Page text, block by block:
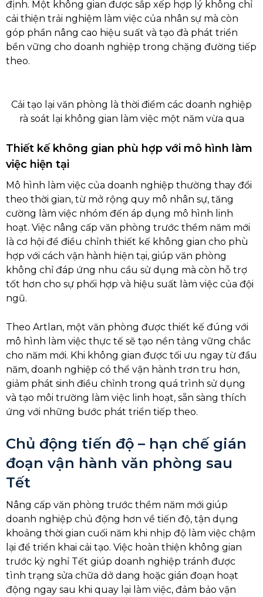
định. Một không gian được sắp xếp hợp lý không chỉ
cải thiện trải nghiệm làm việc của nhân sự mà còn
góp phần nâng cao hiệu suất và tạo đà phát triển
bền vững cho doanh nghiệp trong chặng đường tiếp
theo.
Cải tạo lại văn phòng là thời điểm các doanh nghiệp
rà soát lại không gian làm việc một năm vừa qua
Thiết kế không gian phù hợp với mô hình làm
việc hiện tại
Mô hình làm việc của doanh nghiệp thường thay đổi
theo thời gian, từ mở rộng quy mô nhân sự, tăng
cường làm việc nhóm đến áp dụng mô hình linh
hoạt. Việc nâng cấp văn phòng trước thềm năm mới
là cơ hội để điều chỉnh thiết kế không gian cho phù
hợp với cách vận hành hiện tại, giúp văn phòng
không chỉ đáp ứng nhu cầu sử dụng mà còn hỗ trợ
tốt hơn cho sự phối hợp và hiệu suất làm việc của đội
ngũ.
Theo Artlan, một văn phòng được thiết kế đúng với
mô hình làm việc thực tế sẽ tạo nền tảng vững chắc
cho năm mới. Khi không gian được tối ưu ngay từ đầu
năm, doanh nghiệp có thể vận hành trơn tru hơn,
giảm phát sinh điều chỉnh trong quá trình sử dụng
và tạo môi trường làm việc linh hoạt, sẵn sàng thích
ứng với những bước phát triển tiếp theo.
Chủ động tiến độ – hạn chế gián
đoạn vận hành văn phòng sau
Tết
Nâng cấp văn phòng trước thềm năm mới giúp
doanh nghiệp chủ động hơn về tiến độ, tận dụng
khoảng thời gian cuối năm khi nhịp độ làm việc chậm
lại để triển khai cải tạo. Việc hoàn thiện không gian
trước kỳ nghỉ Tết giúp doanh nghiệp tránh được
tình trạng sửa chữa dở dang hoặc gián đoạn hoạt
động ngay sau khi quay lại làm việc, đảm bảo vận